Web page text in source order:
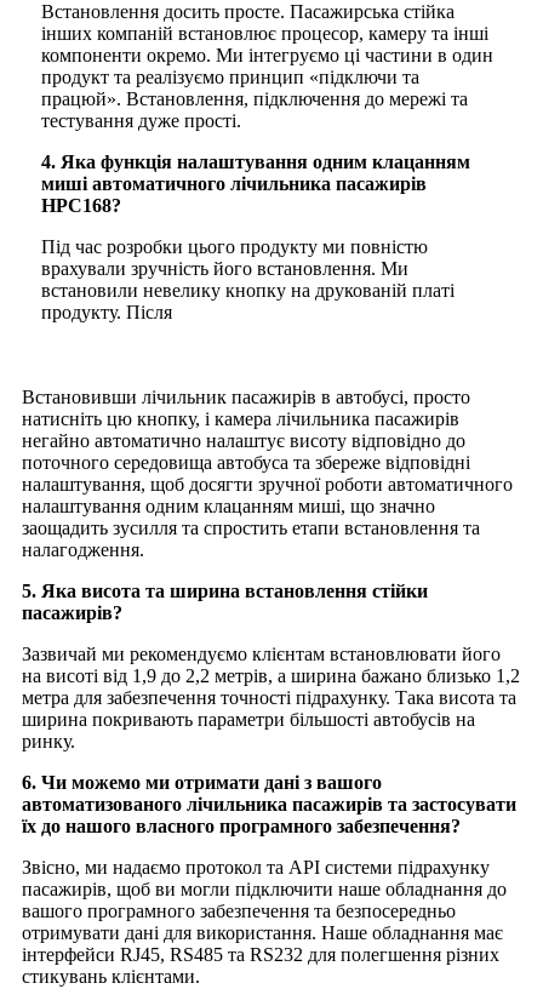
Встановлення досить просте. Пасажирська стійка
інших компаній встановлює процесор, камеру та інші
компоненти окремо. Ми інтегруємо ці частини в один
продукт та реалізуємо принцип «підключи та
працюй». Встановлення, підключення до мережі та
тестування дуже прості.
4. Яка функція налаштування одним клацанням
миші автоматичного лічильника пасажирів
HPC168?
Під час розробки цього продукту ми повністю
врахували зручність його встановлення. Ми
встановили невелику кнопку на друкованій платі
продукту. Після
Встановивши лічильник пасажирів в автобусі, просто
натисніть цю кнопку, і камера лічильника пасажирів
негайно автоматично налаштує висоту відповідно до
поточного середовища автобуса та збереже відповідні
налаштування, щоб досягти зручної роботи автоматичного
налаштування одним клацанням миші, що значно
заощадить зусилля та спростить етапи встановлення та
налагодження.
5. Яка висота та ширина встановлення стійки
пасажирів?
Зазвичай ми рекомендуємо клієнтам встановлювати його
на висоті від 1,9 до 2,2 метрів, а ширина бажано близько 1,2
метра для забезпечення точності підрахунку. Така висота та
ширина покривають параметри більшості автобусів на
ринку.
6. Чи можемо ми отримати дані з вашого
автоматизованого лічильника пасажирів та застосувати
їх до нашого власного програмного забезпечення?
Звісно, ​​ми надаємо протокол та API системи підрахунку
пасажирів, щоб ви могли підключити наше обладнання до
вашого програмного забезпечення та безпосередньо
отримувати дані для використання. Наше обладнання має
інтерфейси RJ45, RS485 та RS232 для полегшення різних
стикувань клієнтами.